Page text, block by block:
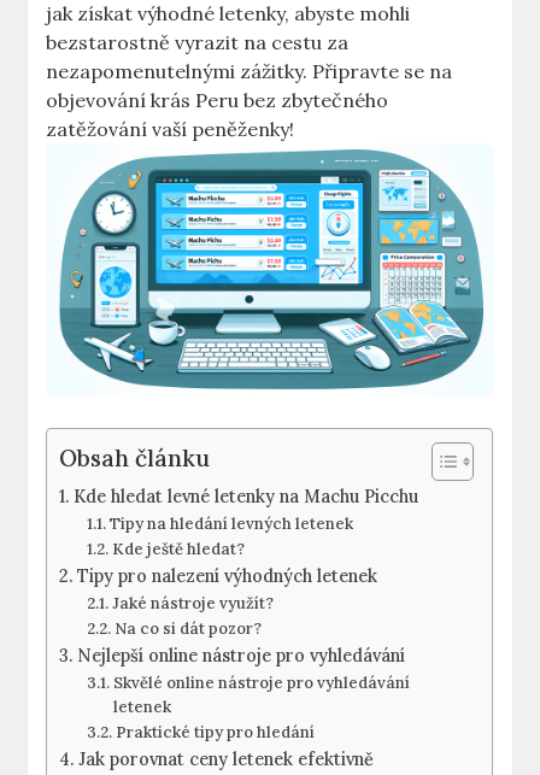
jak získat výhodné letenky, abyste mohli
bezstarostně vyrazit na cestu za
nezapomenutelnými zážitky. Připravte se na
objevování krás Peru bez zbytečného
zatěžování vaší peněženky!
Obsah článku
Kde hledat levné letenky na Machu Picchu
Tipy na hledání levných letenek
Kde ještě hledat?
Tipy pro nalezení výhodných letenek
Jaké nástroje využít?
Na co si dát pozor?
Nejlepší online nástroje pro vyhledávání
Skvělé online nástroje pro vyhledávání
letenek
Praktické tipy pro hledání
Jak porovnat ceny letenek efektivně